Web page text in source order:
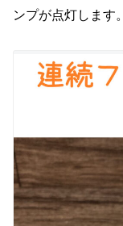
ンプが点灯します。